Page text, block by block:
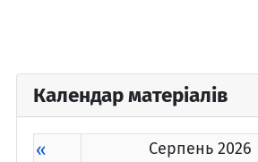
Календар матеріалів
« Серпень 2026